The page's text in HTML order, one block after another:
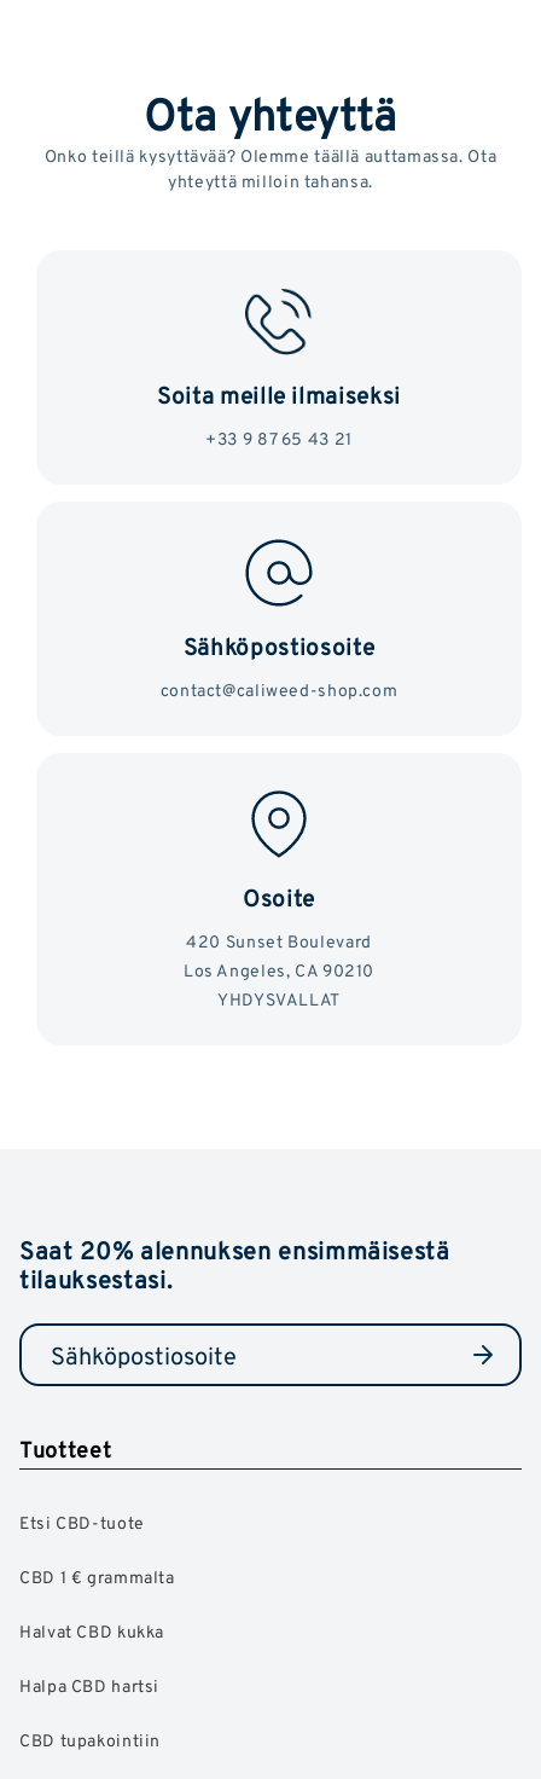
Ota yhteyttä
Onko teillä kysyttävää? Olemme täällä auttamassa. Ota
yhteyttä milloin tahansa.
Soita meille ilmaiseksi
+33 9 87 65 43 21
Sähköpostiosoite
contact@caliweed-shop.com
Osoite
420 Sunset Boulevard
Los Angeles, CA 90210
YHDYSVALLAT
Saat 20% alennuksen ensimmäisestä
tilauksestasi.
Tuotteet
Etsi CBD-tuote
CBD 1 € grammalta
Halvat CBD kukka
Halpa CBD hartsi
CBD tupakointiin